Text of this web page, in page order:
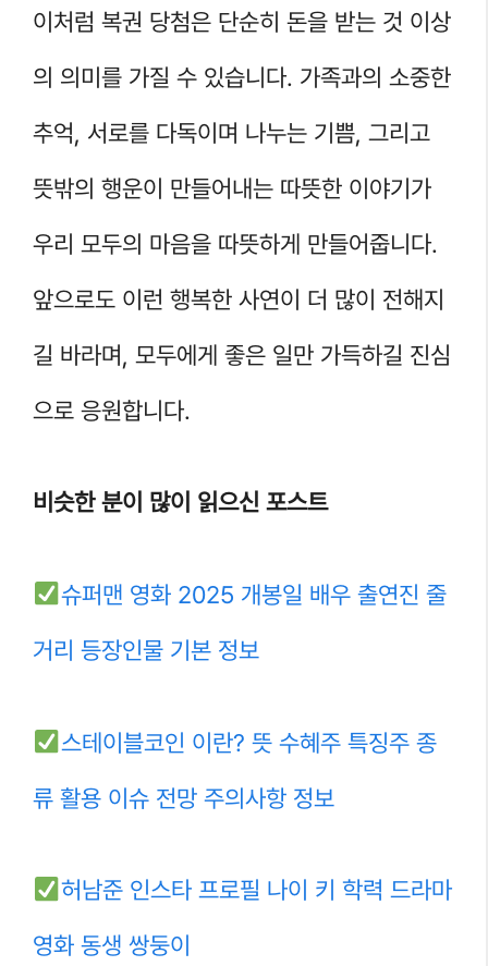
이처럼 복권 당첨은 단순히 돈을 받는 것 이상
의 의미를 가질 수 있습니다. 가족과의 소중한
추억, 서로를 다독이며 나누는 기쁨, 그리고
뜻밖의 행운이 만들어내는 따뜻한 이야기가
우리 모두의 마음을 따뜻하게 만들어줍니다.
앞으로도 이런 행복한 사연이 더 많이 전해지
길 바라며, 모두에게 좋은 일만 가득하길 진심
으로 응원합니다.
비슷한 분이 많이 읽으신 포스트
슈퍼맨 영화 2025 개봉일 배우 출연진 줄
거리 등장인물 기본 정보
스테이블코인 이란? 뜻 수혜주 특징주 종
류 활용 이슈 전망 주의사항 정보
허남준 인스타 프로필 나이 키 학력 드라마
영화 동생 쌍둥이